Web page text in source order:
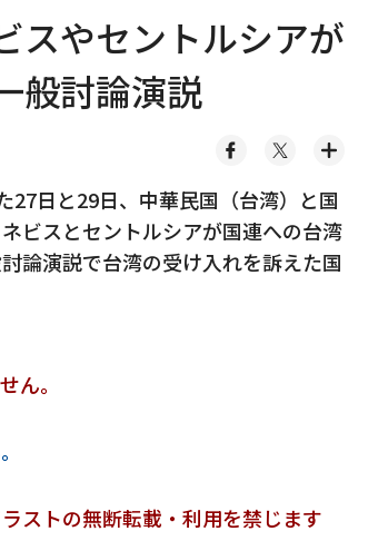
スやセントルシアが
般討論演説
27日と29日、中華民国（台湾）と国
ビスとセントルシアが国連への台湾
論演説で台湾の受け入れを訴えた国
ん。
ストの無断転載・利用を禁じます